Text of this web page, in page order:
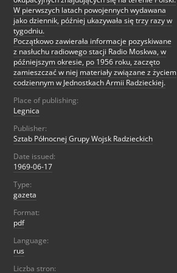
W pierwszych latach powojennych wydawana
jako dziennik, później ukazywała się trzy razy w
tygodniu.
Początkowo zawierała informacje pozyskiwane
z nasłuchu radiowego stacji Radio Moskwa, w
późniejszym okresie, po 1956 roku, zaczęto
zamieszczać w niej materiały związane z życiem
codziennym w Jednostkach Armii Radzieckiej.
Place of publishing:
Legnica
Publisher:
Sztab Północnej Grupy Wojsk Radzieckich
Date issued:
1969-06-17
Type:
gazeta
Format:
pdf
Language:
rus
Liczba stron: